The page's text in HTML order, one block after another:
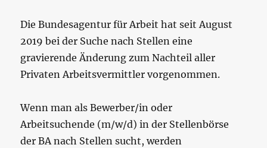
Die Bundesagentur für Arbeit hat seit August
2019 bei der Suche nach Stellen eine
gravierende Änderung zum Nachteil aller
Privaten Arbeitsvermittler vorgenommen.
Wenn man als Bewerber/in oder
Arbeitsuchende (m/w/d) in der Stellenbörse
der BA nach Stellen sucht, werden